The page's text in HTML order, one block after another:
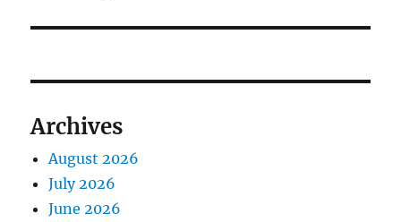
Archives
August 2026
July 2026
June 2026